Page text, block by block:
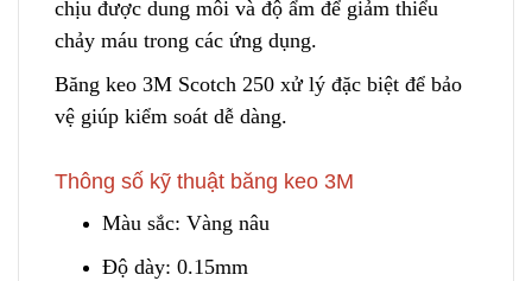
chịu được dung môi và độ ẩm để giảm thiểu
chảy máu trong các ứng dụng.
Băng keo 3M Scotch 250 xử lý đặc biệt để bảo
vệ giúp kiểm soát dễ dàng.
Thông số kỹ thuật băng keo 3M
Màu sắc: Vàng nâu
Độ dày: 0.15mm